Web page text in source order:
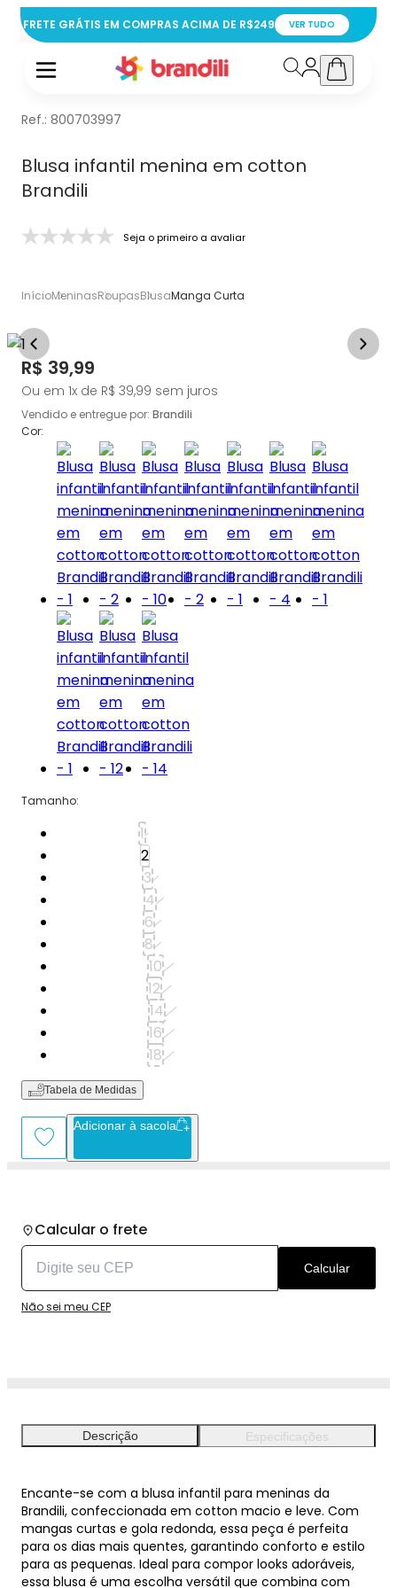
FRETE GRÁTIS EM COMPRAS ACIMA DE R$249 VER TUDO
Ref.: 800703997
Blusa infantil menina em cotton
Brandili
Seja o primeiro a avaliar
InícioMeninasRoupasBlusaManga Curta
Price:
R$ 39,99
Ou em 1x de R$ 39,99 sem juros
Vendido e entregue por: Brandili
Cor:
Tamanho:
1
2
3
4
6
8
10
12
14
16
18
Tabela de Medidas
Adicionar à sacola
Calcular o frete
Calcular
Não sei meu CEP
Descrição Especificações
Encante-se com a blusa infantil para meninas da
Brandili, confeccionada em cotton macio e leve. Com
mangas curtas e gola redonda, essa peça é perfeita
para os dias mais quentes, garantindo conforto e estilo
para as pequenas. Ideal para compor looks adoráveis,
essa blusa é uma escolha versátil que combina com